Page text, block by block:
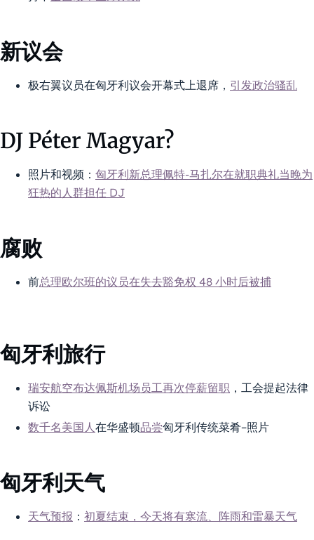
新议会
极右翼议员在匈牙利议会开幕式上退席， 引发政治骚乱
DJ Péter Magyar?
照片和视频： 匈牙利新总理佩特-马扎尔在就职典礼当晚为
狂热的人群担任 DJ
腐败
前总理欧尔班的议员在失去豁免权 48 小时后被捕
匈牙利旅行
瑞安航空布达佩斯机场员工再次停薪留职 ，工会提起法律
诉讼
数千名美国人在华盛顿品尝匈牙利传统菜肴–照片
匈牙利天气
天气预报 ： 初夏结束，今天将有寒流、阵雨和雷暴天气